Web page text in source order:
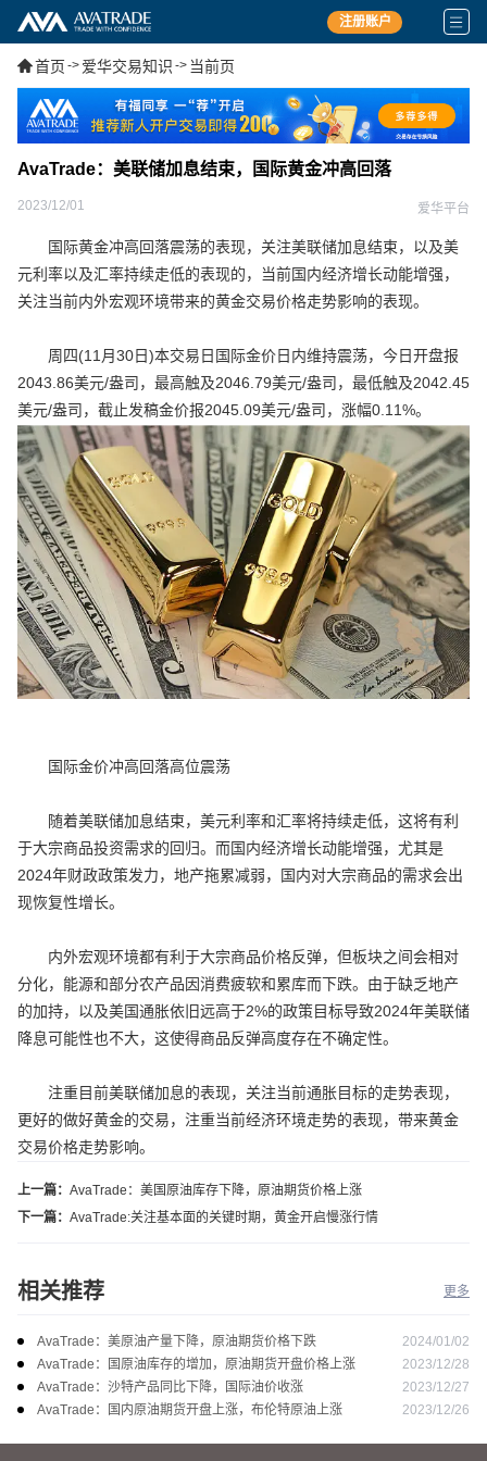
注册账户
首页 -> 爱华交易知识 -> 当前页
AvaTrade：美联储加息结束，国际黄金冲高回落
2023/12/01 爱华平台
国际黄金冲高回落震荡的表现，关注美联储加息结束，以及美
元利率以及汇率持续走低的表现的，当前国内经济增长动能增强，
关注当前内外宏观环境带来的黄金交易价格走势影响的表现。
周四(11月30日)本交易日国际金价日内维持震荡，今日开盘报
2043.86美元/盎司，最高触及2046.79美元/盎司，最低触及2042.45
美元/盎司，截止发稿金价报2045.09美元/盎司，涨幅0.11%。
国际金价冲高回落高位震荡
随着美联储加息结束，美元利率和汇率将持续走低，这将有利
于大宗商品投资需求的回归。而国内经济增长动能增强，尤其是
2024年财政政策发力，地产拖累减弱，国内对大宗商品的需求会出
现恢复性增长。
内外宏观环境都有利于大宗商品价格反弹，但板块之间会相对
分化，能源和部分农产品因消费疲软和累库而下跌。由于缺乏地产
的加持，以及美国通胀依旧远高于2%的政策目标导致2024年美联储
降息可能性也不大，这使得商品反弹高度存在不确定性。
注重目前美联储加息的表现，关注当前通胀目标的走势表现，
更好的做好黄金的交易，注重当前经济环境走势的表现，带来黄金
交易价格走势影响。
上一篇： AvaTrade：美国原油库存下降，原油期货价格上涨
下一篇： AvaTrade:关注基本面的关键时期，黄金开启慢涨行情
相关推荐 更多
AvaTrade：美原油产量下降，原油期货价格下跌
2024/01/02
AvaTrade：国原油库存的增加，原油期货开盘价格上涨
2023/12/28
AvaTrade：沙特产品同比下降，国际油价收涨
2023/12/27
AvaTrade：国内原油期货开盘上涨，布伦特原油上涨
2023/12/26